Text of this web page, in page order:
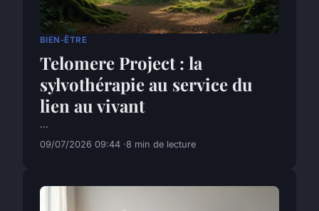
BIEN-ÊTRE
Telomere Project : la
sylvothérapie au service du
lien au vivant
...
09/07/2026 09:44 8 min de lecture